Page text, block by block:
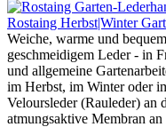
Rostaing Herbst|Winter
Weiche, warme und
geschmeidigem Leder - in
und allgemeine
im Herbst, im Winter oder
Veloursleder (Rauleder) an
atmungsaktive Membran